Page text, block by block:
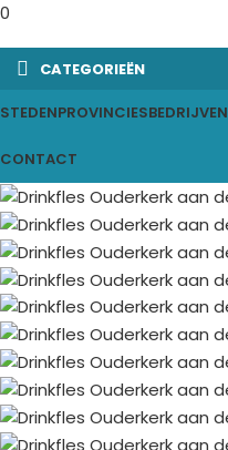
0
CATEGORIEËN
STEDENPROVINCIESBEDRIJVEN
CONTACT